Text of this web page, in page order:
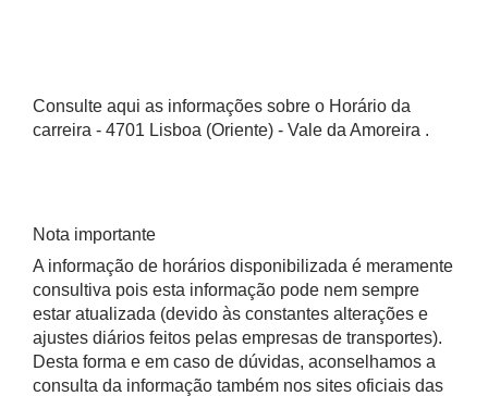
Consulte aqui as informações sobre o Horário da
carreira - 4701 Lisboa (Oriente) - Vale da Amoreira .
Nota importante
A informação de horários disponibilizada é meramente
consultiva pois esta informação pode nem sempre
estar atualizada (devido às constantes alterações e
ajustes diários feitos pelas empresas de transportes).
Desta forma e em caso de dúvidas, aconselhamos a
consulta da informação também nos sites oficiais das